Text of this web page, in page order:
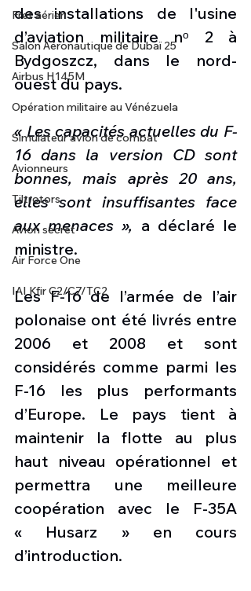
Fret aérien
Salon Aéronautique de Dubaï 25
Airbus H145M
Opération militaire au Vénézuela
Simulateur avion de combat
Avionneurs
Tiltrotors
Avion secret
Air Force One
IAI Kfir C2/C7/TC2
des installations de l'usine
d’aviation militaire nᵒ 2 à
Bydgoszcz, dans le nord-
ouest du pays.
« Les capacités actuelles du F-
16 dans la version CD sont
bonnes, mais après 20 ans,
elles sont insuffisantes face
aux menaces », a déclaré le
ministre.
Les F-16 de l’armée de l’air
polonaise ont été livrés entre
2006 et 2008 et sont
considérés comme parmi les
F-16 les plus performants
d’Europe. Le pays tient à
maintenir la flotte au plus
haut niveau opérationnel et
permettra une meilleure
coopération avec le F-35A
« Husarz » en cours
d’introduction.